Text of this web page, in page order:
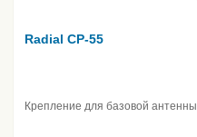
Radial CP-55
Крепление для базовой антенны